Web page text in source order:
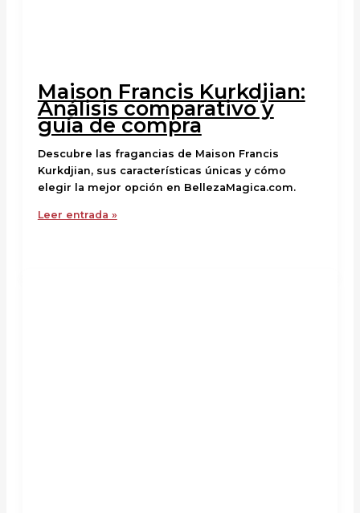
Maison Francis Kurkdjian:
Análisis comparativo y
guía de compra
Descubre las fragancias de Maison Francis
Kurkdjian, sus características únicas y cómo
elegir la mejor opción en BellezaMagica.com.
Leer entrada »